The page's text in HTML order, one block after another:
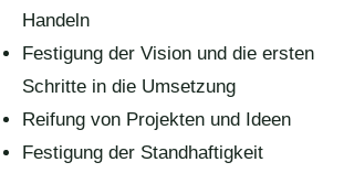
Handeln
Festigung der Vision und die ersten
Schritte in die Umsetzung
Reifung von Projekten und Ideen
Festigung der Standhaftigkeit